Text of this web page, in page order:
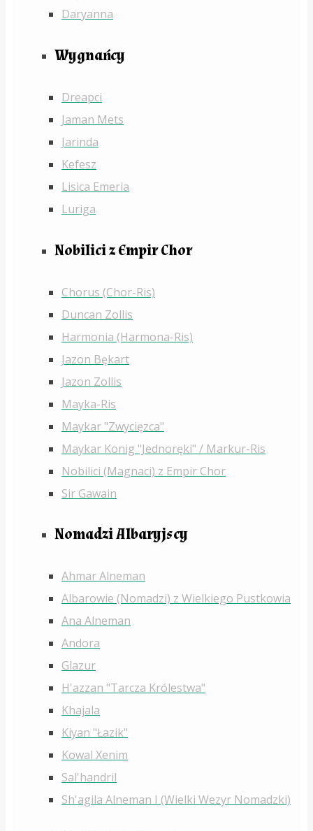
Daryanna
Wygnańcy
Dreapci
Jaman Mets
Jarinda
Kefesz
Lisica Emeria
Luriga
Nobilici z Empir Chor
Chorus (Chor-Ris)
Duncan Zollis
Harmonia (Harmona-Ris)
Jazon Bękart
Jazon Zollis
Mayka-Ris
Maykar "Zwycięzca"
Maykar Konig "Jednoręki" / Markur-Ris
Nobilici (Magnaci) z Empir Chor
Sir Gawain
Nomadzi Albaryjscy
Ahmar Alneman
Albarowie (Nomadzi) z Wielkiego Pustkowia
Ana Alneman
Andora
Glazur
H'azzan "Tarcza Królestwa"
Khajala
Kiyan "Łazik"
Kowal Xenim
Sal'handril
Sh'agila Alneman I (Wielki Wezyr Nomadzki)